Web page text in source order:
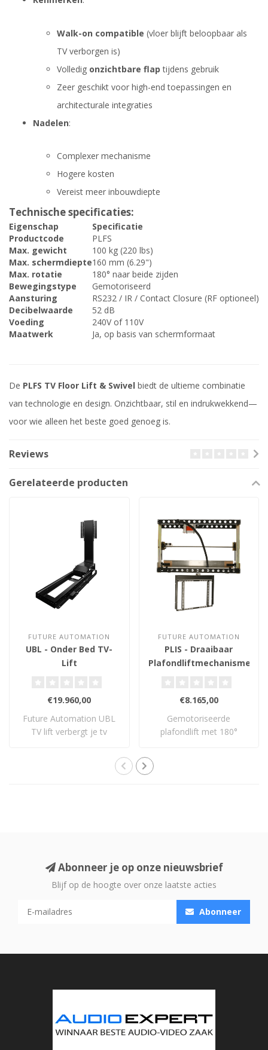
Walk-on compatible (vloer blijft beloopbaar als
TV verborgen is)
Volledig onzichtbare flap tijdens gebruik
Zeer geschikt voor high-end toepassingen en
architecturale integraties
Nadelen:
Complexer mechanisme
Hogere kosten
Vereist meer inbouwdiepte
Technische specificaties:
Eigenschap
Specificatie
Productcode
PLFS
Max. gewicht
100 kg (220 lbs)
Max. schermdiepte160 mm (6.29")
Max. rotatie
180° naar beide zijden
Bewegingstype
Gemotoriseerd
Aansturing
RS232 / IR / Contact Closure (RF optioneel)
Decibelwaarde
52 dB
Voeding
240V of 110V
Maatwerk
Ja, op basis van schermformaat
De PLFS TV Floor Lift & Swivel biedt de ultieme combinatie
van technologie en design. Onzichtbaar, stil en indrukwekkend—
voor wie alleen het beste goed genoeg is.
Reviews
Gerelateerde producten
FUTURE AUTOMATION
UBL - Onder Bed TV-
Lift
€19.960,00
Future Automation UBL
TV lift verbergt je tv
FUTURE AUTOMATION
PLIS - Draaibaar
Plafondliftmechanisme
€8.165,00
Gemotoriseerde
plafondlift met 180°
Abonneer je op onze nieuwsbrief
Blijf op de hoogte over onze laatste acties
Abonneer